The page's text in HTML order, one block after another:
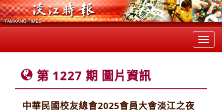
第 1227 期 圖片資訊
中華民國校友總會2025會員大會淡江之夜